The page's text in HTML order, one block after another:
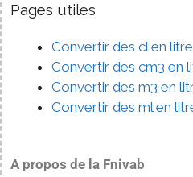
Pages utiles
Convertir des cl en litre
Convertir des cm3 en
Convertir des m3 en
Convertir des ml en
A propos de la Fnivab